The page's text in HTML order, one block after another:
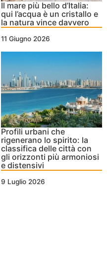
Il mare più bello d’Italia:
qui l’acqua è un cristallo e
la natura vince davvero
11 Giugno 2026
Profili urbani che
rigenerano lo spirito: la
classifica delle città con
gli orizzonti più armoniosi
e distensivi
9 Luglio 2026